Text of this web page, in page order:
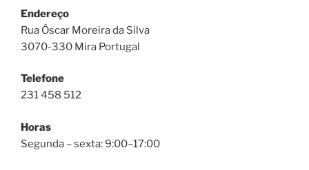
Endereço
Rua Óscar Moreira da Silva
3070-330 Mira Portugal
Telefone
231 458 512
Horas
Segunda – sexta: 9:00–17:00